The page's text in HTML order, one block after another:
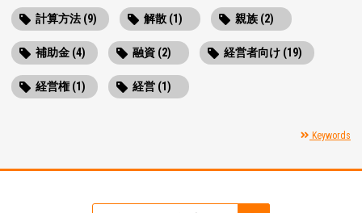
計算方法 (9) 解散 (1) 親族 (2)
補助金 (4) 融資 (2) 経営者向け (19)
経営権 (1) 経営 (1)
Keywords